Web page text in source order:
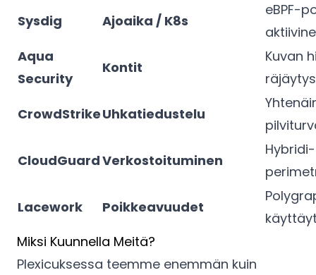
Sysdig
Ajoaika / K8s
eBPF-
Aqua
Security
Kontit
Kuvan
räjäytys
CrowdStrikeUhkatiedustelu
CloudGuardVerkostoituminen
Lacework
Poikkeavuudet
Miksi Kuunnella Meitä?
Plexicuksessa teemme enemmän kuin